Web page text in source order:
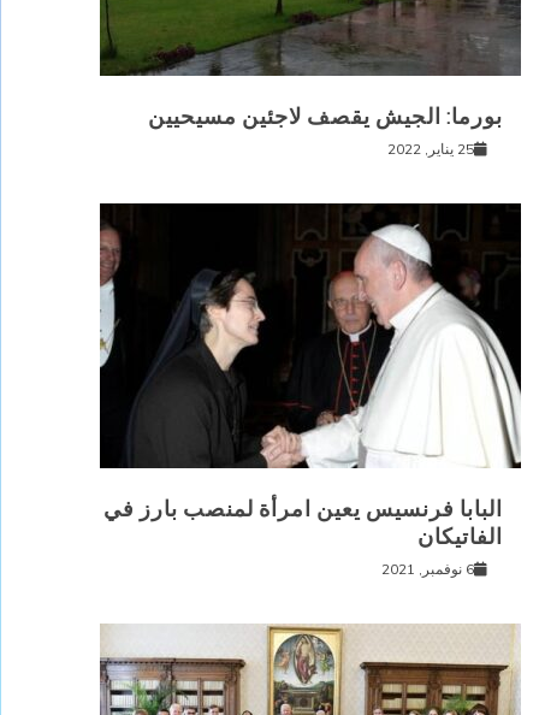
بورما: الجيش يقصف لاجئين مسيحيين
25 يناير, 2022
البابا فرنسيس يعين امرأة لمنصب بارز في
الفاتيكان
6 نوفمبر, 2021